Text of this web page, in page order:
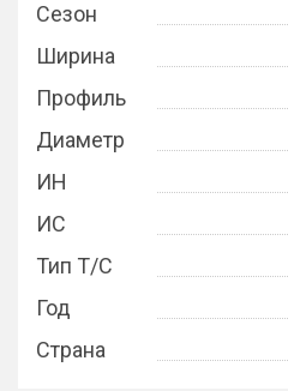
Сезон
Ширина
Профиль
Диаметр
ИН
ИС
Тип Т/С
Год
Страна